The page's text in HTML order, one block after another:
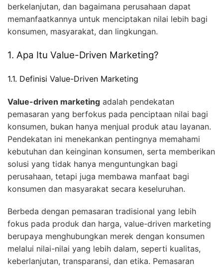
berkelanjutan, dan bagaimana perusahaan dapat
memanfaatkannya untuk menciptakan nilai lebih bagi
konsumen, masyarakat, dan lingkungan.
1. Apa Itu Value-Driven Marketing?
1.1. Definisi Value-Driven Marketing
Value-driven marketing adalah pendekatan
pemasaran yang berfokus pada penciptaan nilai bagi
konsumen, bukan hanya menjual produk atau layanan.
Pendekatan ini menekankan pentingnya memahami
kebutuhan dan keinginan konsumen, serta memberikan
solusi yang tidak hanya menguntungkan bagi
perusahaan, tetapi juga membawa manfaat bagi
konsumen dan masyarakat secara keseluruhan.
Berbeda dengan pemasaran tradisional yang lebih
fokus pada produk dan harga, value-driven marketing
berupaya menghubungkan merek dengan konsumen
melalui nilai-nilai yang lebih dalam, seperti kualitas,
keberlanjutan, transparansi, dan etika. Pemasaran